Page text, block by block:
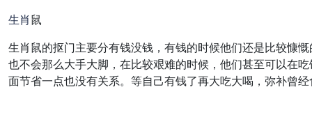
生肖鼠
生肖鼠的抠门主要分有钱没钱，有钱的时候他们还是比较慷
也不会那么大手大脚，在比较艰难的时候，他们甚至可以在
面节省一点也没有关系。等自己有钱了再大吃大喝，弥补曾